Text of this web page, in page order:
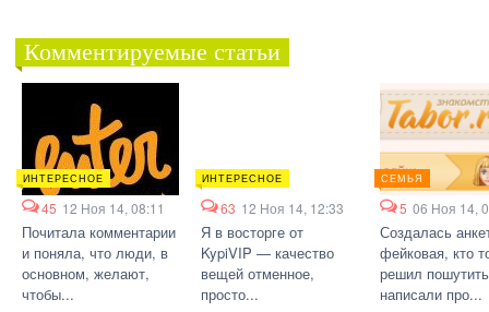
Комментируемые статьи
ИНТЕРЕСНОЕ
45 12 Ноя 14, 08:11
Почитала комментарии
и поняла, что люди, в
основном, желают,
чтобы...
ИНТЕРЕСНОЕ
63 12 Ноя 14, 12:33
Я в восторге от
KypiVIP — качество
вещей отменное,
просто...
СЕМЬЯ
5 06 Ноя 14,
Создалась
фейковая, кто
решил
написали про...